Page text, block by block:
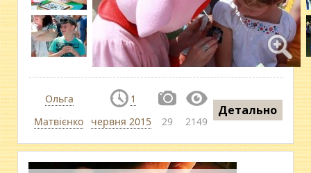
Ольга
Матвієнко
1
червня 2015
29 2149
Детально